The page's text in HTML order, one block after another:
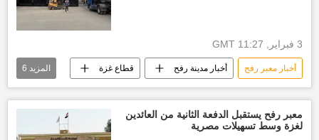
3 فبراير, 11:27 GMT
أخبار معبر رفح أخبار مدينة رفح قطاع غزة
غزة العدوان الإسرائيلي على غزة
حركة حماس أخبار إسرائيل اليوم
إسرائيل العالم العربي
المزيد 6
معبر رفح يستقبل الدفعة الثانية من العائدين
لغزة وسط تسهيلات مصرية